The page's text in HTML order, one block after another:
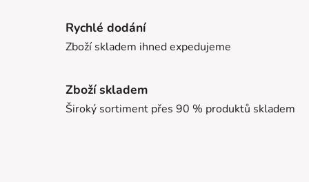
Rychlé dodání
Zboží skladem ihned expedujeme
Zboží skladem
Široký sortiment přes 90 % produktů skladem